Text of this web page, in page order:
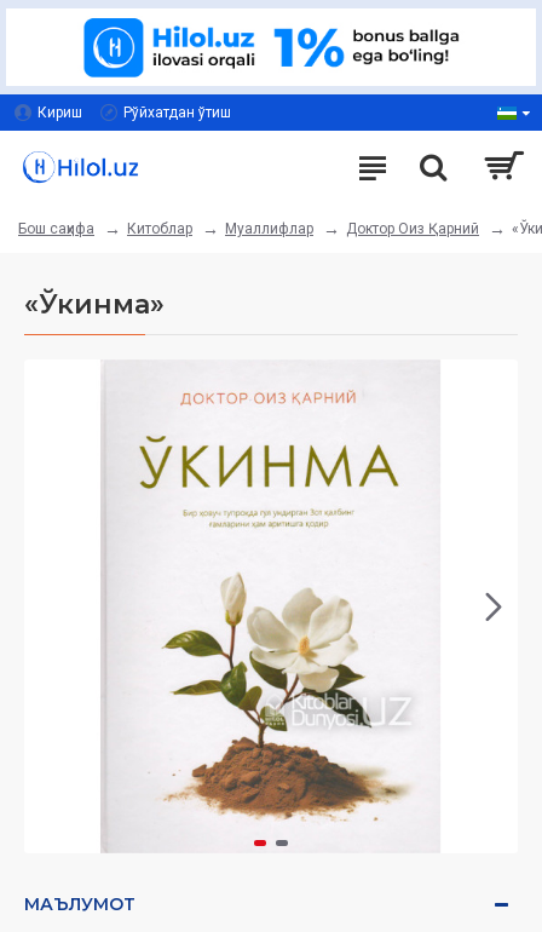
Кириш Рўйхатдан ўтиш
Бош саҳифа Китоблар Муаллифлар Доктор Оиз Қарний
«Ўкинма»
МАЪЛУМОТ